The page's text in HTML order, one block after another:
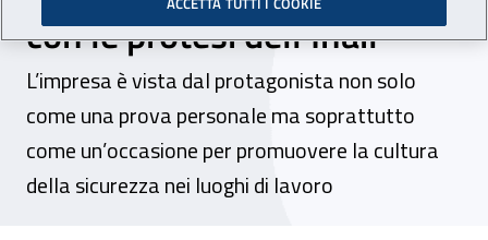
con le protesi dell’Inail
L’impresa è vista dal protagonista non solo
come una prova personale ma soprattutto
come un’occasione per promuovere la cultura
della sicurezza nei luoghi di lavoro